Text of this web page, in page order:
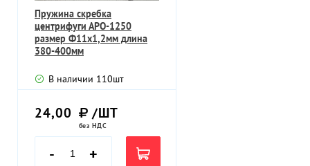
Пружина скребка
центрифуги АРО-1250
размер Ф11х1,2мм длина
380-400мм
В наличии 110шт
24,00 /ШТ
без НДС
- +